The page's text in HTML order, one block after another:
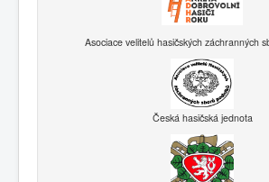
Asociace velitelů hasičských záchranných
Česká hasičská jednota